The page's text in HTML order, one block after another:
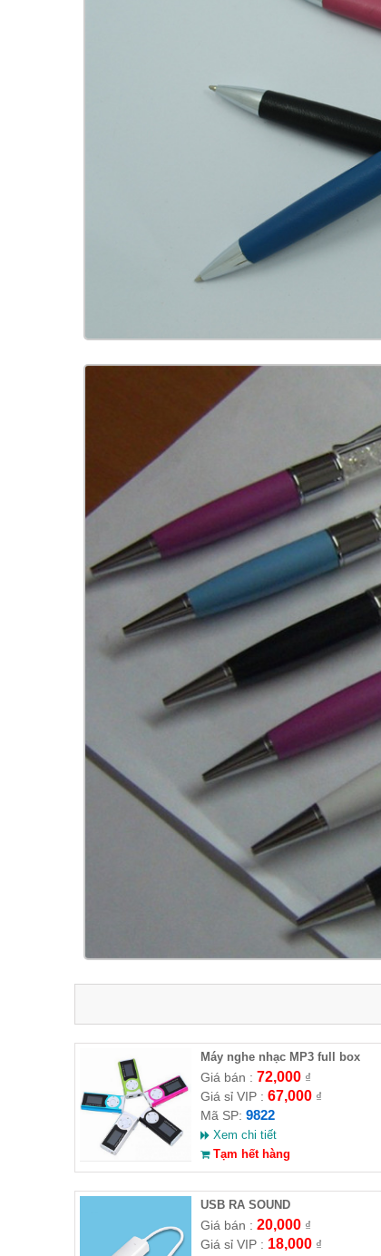
Máy nghe nhạc MP3 full box
Giá bán : 72,000₫
Giá sỉ VIP : 67,000₫
Mã SP: 9822
Xem chi tiết
Tạm hết hàng
USB RA SOUND
Giá bán : 20,000₫
Giá sỉ VIP : 18,000₫